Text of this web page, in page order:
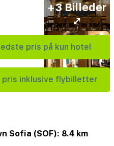
pris på kun hotel
pris inklusive flybilletter
+3 Billeder
⤢
Sofia (SOF): 8.4 km